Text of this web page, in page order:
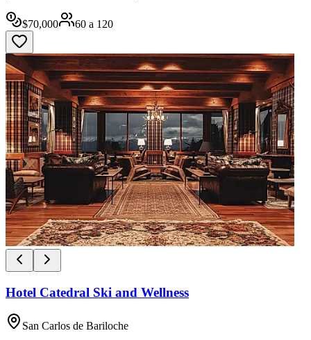
$70,000 60 a 120
Hotel Catedral Ski and Wellness
San Carlos de Bariloche